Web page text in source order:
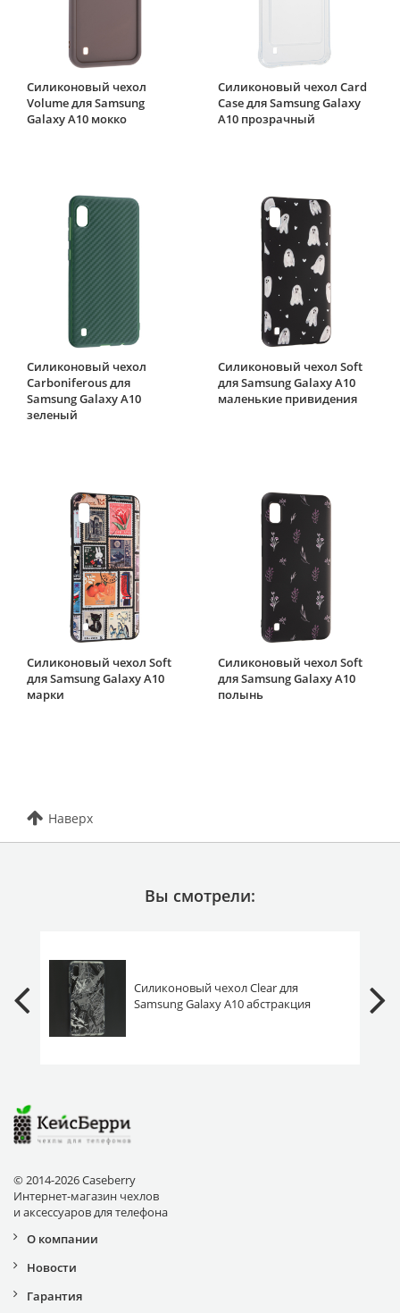
Силиконовый чехол
Volume для Samsung
Galaxy A10 мокко
Силиконовый чехол Card
Case для Samsung Galaxy
A10 прозрачный
Силиконовый чехол
Carboniferous для
Samsung Galaxy A10
зеленый
Силиконовый чехол Soft
для Samsung Galaxy A10
маленькие привидения
Силиконовый чехол Soft
для Samsung Galaxy A10
марки
Силиконовый чехол Soft
для Samsung Galaxy A10
полынь
Наверх
Вы смотрели:
Силиконовый чехол Clear для
Samsung Galaxy A10 абстракция
© 2014-2026 Caseberry
Интернет-магазин чехлов
и аксессуаров для телефона
О компании
Новости
Гарантия